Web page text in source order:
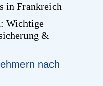
in Frankreich
Wichtige
&
nach